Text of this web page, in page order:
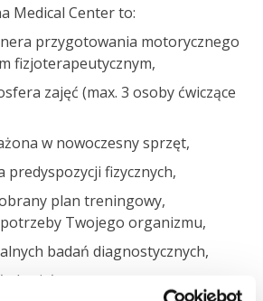
Medical Center to:
przygotowania motorycznego
fizjoterapeutycznym,
zajęć (max. 3 osoby ćwiczące
w nowoczesny sprzęt,
predyspozycji fizycznych,
plan treningowy,
Twojego organizmu,
badań diagnostycznych,
ciała,